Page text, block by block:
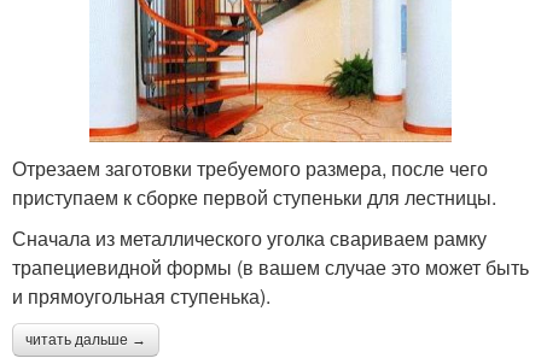
Отрезаем заготовки требуемого размера, после чего
приступаем к сборке первой ступеньки для лестницы.
Сначала из металлического уголка свариваем рамку
трапециевидной формы (в вашем случае это может быть
и прямоугольная ступенька).
читать дальше →